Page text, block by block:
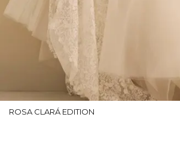
ROSA CLARÁ EDITION